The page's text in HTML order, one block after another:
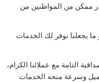
ممكن من المواطنين من
ما يجعلنا نوفر لك الخدمات
التامة مع عملائنا الكرام،
وسرعة منحه الخدمات